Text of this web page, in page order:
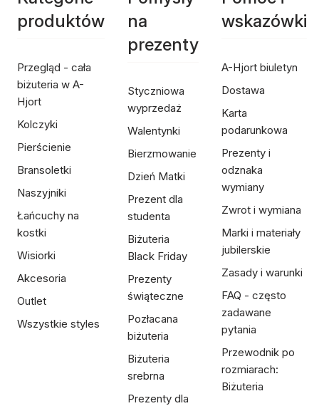
produktów
Przegląd - cała
biżuteria w A-
Hjort
Kolczyki
Pierścienie
Bransoletki
Naszyjniki
Łańcuchy na
kostki
Wisiorki
Akcesoria
Outlet
Wszystkie styles
na
prezenty
Styczniowa
wyprzedaż
Walentynki
Bierzmowanie
Dzień Matki
Prezent dla
studenta
Biżuteria
Black Friday
Prezenty
świąteczne
Pozłacana
biżuteria
Biżuteria
srebrna
Prezenty dla
wskazówki
A-Hjort biuletyn
Dostawa
Karta
podarunkowa
Prezenty i
odznaka
wymiany
Zwrot i wymiana
Marki i materiały
jubilerskie
Zasady i warunki
FAQ - często
zadawane
pytania
Przewodnik po
rozmiarach:
Biżuteria